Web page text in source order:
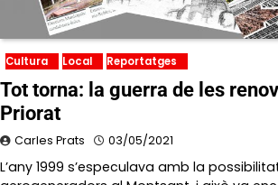
Cultura Local Reportatges
Tot torna: la guerra de les
Priorat
Carles Prats 03/05/2021
L’any 1999 s’especulava amb la